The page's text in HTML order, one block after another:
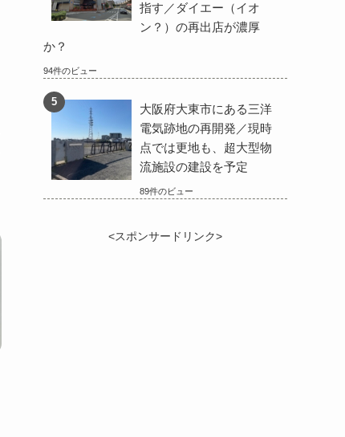
指す／ダイエー（イオ
ン？）の再出店が濃厚
か？
94件のビュー
大阪府大東市にある三洋
電気跡地の再開発／現時
点では更地も、超大型物
流施設の建設を予定
89件のビュー
<スポンサードリンク>